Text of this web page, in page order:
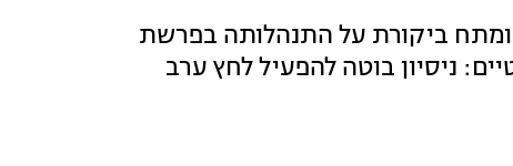
ביקורת על התנהלותה בפרשת
ניסיון בוטה להפעיל לחץ ערב